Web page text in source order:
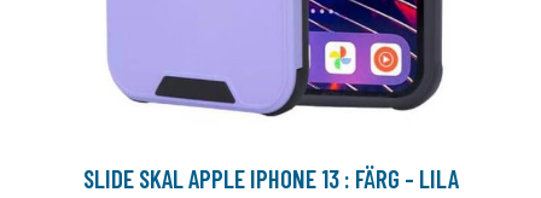
SLIDE SKAL APPLE IPHONE 13 : FÄRG - LILA